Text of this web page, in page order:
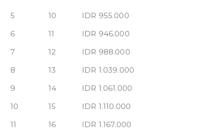
5
10
IDR 955.000
6
11
IDR 946.000
7
12
IDR 988.000
8
13
IDR 1.039.000
9
14
IDR 1.061.000
10
15
IDR 1.110.000
11
16
IDR 1.167.000